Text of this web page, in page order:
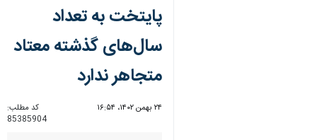
پایتخت به تعداد
سال‌های گذشته معتاد
متجاهر ندارد
۲۴ بهمن ۱۴۰۲، ۱۶:۵۴
کد مطلب:
85385904